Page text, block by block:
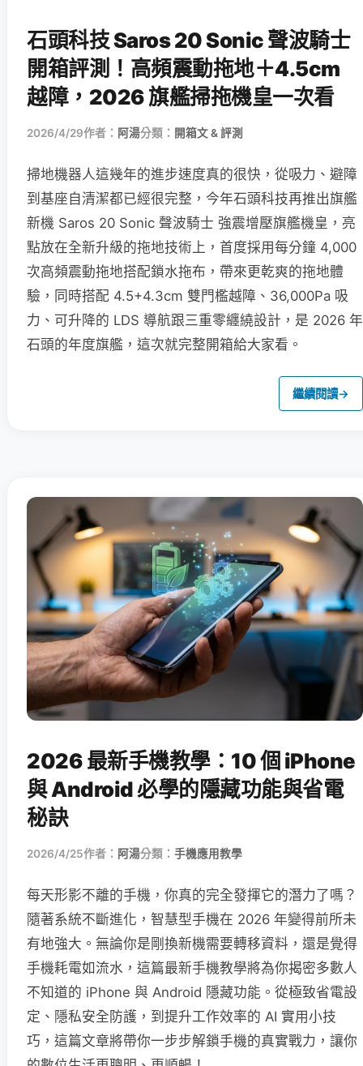
石頭科技 Saros 20 Sonic 聲波騎士
開箱評測！高頻震動拖地＋4.5cm
越障，2026 旗艦掃拖機皇一次看
2026/4/29作者： 阿湯分類： 開箱文 & 評測
掃地機器人這幾年的進步速度真的很快，從吸力、避障
到基座自清潔都已經很完整，今年石頭科技再推出旗艦
新機 Saros 20 Sonic 聲波騎士 強震增壓旗艦機皇，亮
點放在全新升級的拖地技術上，首度採用每分鐘 4,000
次高頻震動拖地搭配鎖水拖布，帶來更乾爽的拖地體
驗，同時搭配 4.5+4.3cm 雙門檻越障、36,000Pa 吸
力、可升降的 LDS 導航跟三重零纏繞設計，是 2026 年
石頭的年度旗艦，這次就完整開箱給大家看。
繼續閱讀→
2026 最新手機教學：10 個 iPhone
與 Android 必學的隱藏功能與省電
秘訣
2026/4/25作者： 阿湯分類： 手機應用教學
每天形影不離的手機，你真的完全發揮它的潛力了嗎？
隨著系統不斷進化，智慧型手機在 2026 年變得前所未
有地強大。無論你是剛換新機需要轉移資料，還是覺得
手機耗電如流水，這篇最新手機教學將為你揭密多數人
不知道的 iPhone 與 Android 隱藏功能。從極致省電設
定、隱私安全防護，到提升工作效率的 AI 實用小技
巧，這篇文章將帶你一步步解鎖手機的真實戰力，讓你